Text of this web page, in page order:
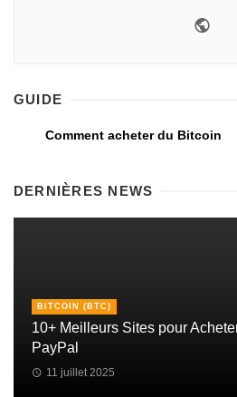
GUIDE
Comment acheter du Bitcoin
DERNIÈRES NEWS
BITCOIN (BTC)
10+ Meilleurs Sites pour
PayPal
11 juillet 2025